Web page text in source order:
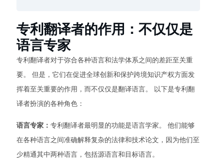
专利翻译者的作用：不仅仅是
语言专家
专利翻译者对于弥合各种语言和法学体系之间的差距至关重
要。 但是，它们在促进全球创新和保护跨境知识产权方面发
挥着至关重要的作用，而不仅仅是翻译语言。 以下是专利翻
译者扮演的各种角色：
语言专家： 专利翻译者最明显的功能是语言学家。 他们能够
在各种语言之间准确解释复杂的法律和技术论文，因为他们至
少精通其中两种语言，包括源语言和目标语言。